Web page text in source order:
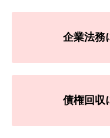
企業法務
債権回収